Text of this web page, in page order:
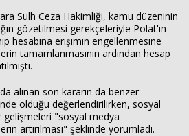
Sulh Ceza Hakimliği, kamu düzeninin
gözetilmesi gerekçeleriyle Polat'ın
hesabına erişimin engellenmesine
tamamlanmasının ardından hesap
alınan son kararın da benzer
olduğu değerlendirilirken, sosyal
gelişmeleri "sosyal medya
artırılması" şeklinde yorumladı.